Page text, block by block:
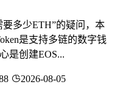
要多少ETH”的疑问，本
是支持多链的数字钱
是创建EOS...
2026-08-05